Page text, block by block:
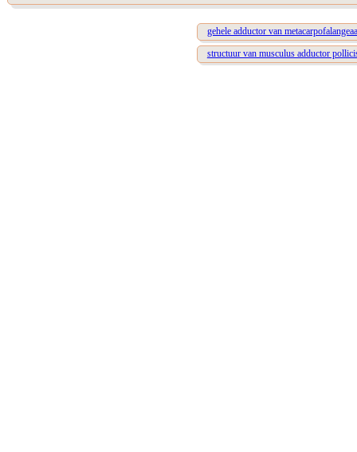
gehele adductor van
structuur van musculus adductor